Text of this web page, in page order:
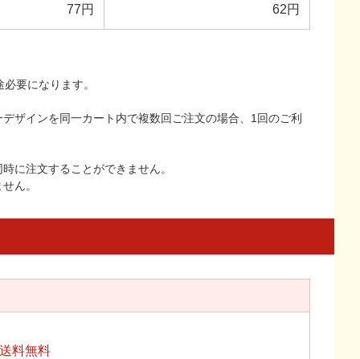
77円 62円
要になります。
ザインを同一カート内で複数回ご注文の場合、1回のご利
に注文することができません。
ん。
料無料